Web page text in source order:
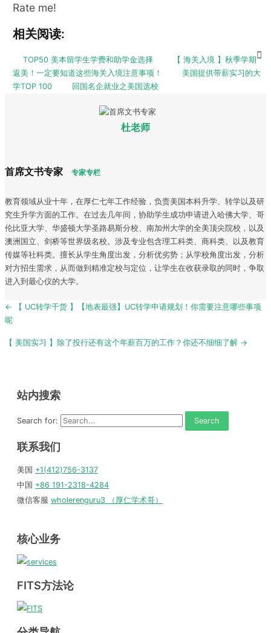
Rate me!
相关阅读:
TOP50 美本留学生学费和助学金选择
【 海关入境 】秋季学期
返美！一定要知道这些海关入境注意事项！
美国提供带薪实习的大
学TOP 100
回国名企就业之美国选校
杜老师
首席文书专家 专家专栏
教育领域从业十年，在厚仁七年工作经验，负责美国本科升学、转学以及研
究生升学方面的工作。在过去几年间，协助学生成功申请进入哈佛大学、哥
伦比亚大学、华盛顿大学圣路易斯分校、南加州大学的全美顶尖院校，以及
澳洲国立、剑桥等世界级名校。涉及专业包含理工科类、商科类、以及教育
传媒等社科类。擅长从学生角度出发，分析优劣势；从学校角度出发，分析
对方招生需求，从而做到精准定校与定位，让学生在收获录取的同时，争取
进入到最心仪的大学。
Post
navigation
← 【 UC转学干货 】【地表最强】UC转学申请规划！你需要注意哪些事项
呢
【 美国实习 】除了投行还有这个年薪百万的工作？你还不细细了解 →
站内搜索
Search for:
联系我们
美国 +1(412)756-3137
中国 +86 191-2318-4284
微信客服 wholerenguru3 （厚仁学术哥）
核心业务
FITS方法论